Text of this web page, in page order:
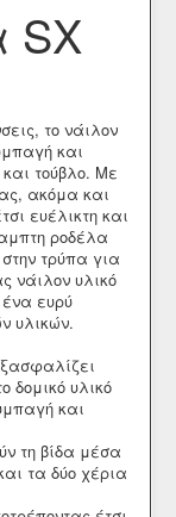
SX
το νάιλον
και
τούβλο. Με
ακόμα και
ευέλικτη και
ροδέλα
τρύπα για
νάιλον υλικό
ευρύ
υλικών.
δομικό υλικό
και
τη βίδα μέσα
τα δύο χέρια